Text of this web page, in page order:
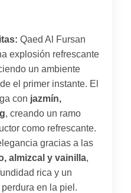
Qaed Al Fursan
explosión refrescante
un ambiente
el primer instante. El
con jazmín,
, creando un ramo
como refrescante.
gracias a las
almizcal y vainilla,
rica y un
en la piel.